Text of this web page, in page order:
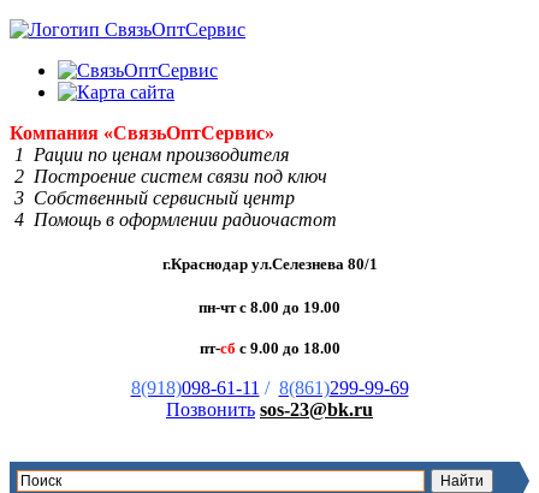
Компания «СвязьОптСервис»
1 Рации по ценам производителя
2 Построение систем связи под ключ
3 Собственный сервисный центр
4 Помощь в оформлении радиочастот
г.Краснодар ул.Селезнева 80/1
пн-чт с 8.00 до 19.00
пт-сб с 9.00 до 18.00
8(918)098-61-11 / 8(861)299-99-69
Позвонить sos-23@bk.ru